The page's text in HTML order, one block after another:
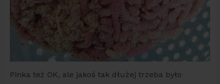
Pinka też OK, ale jakoś tak dłużej trzeba było